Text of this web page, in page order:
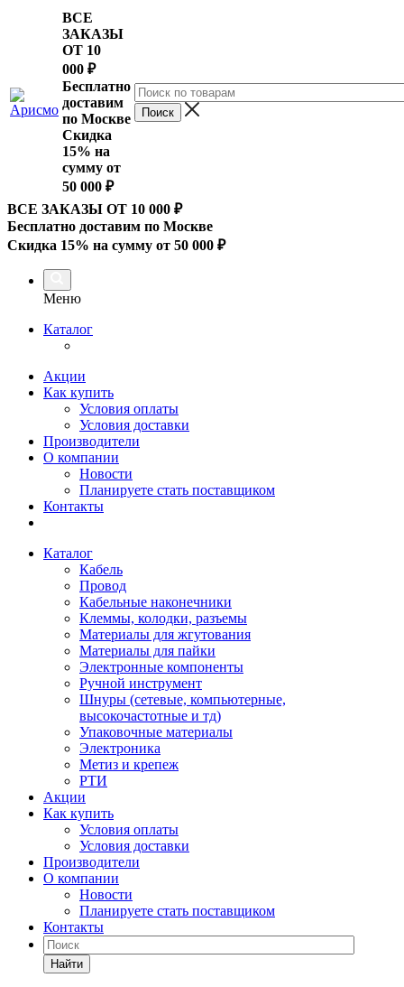
ВСЕ
ЗАКАЗЫ
ОТ 10
000 ₽
Бесплатно
доставим
по Москве
Скидка
15% на
сумму от
50 000 ₽
ВСЕ ЗАКАЗЫ ОТ 10 000 ₽
Бесплатно доставим по Москве
Скидка 15% на сумму от 50 000 ₽
Меню
Каталог
Акции
Как купить
Условия оплаты
Условия доставки
Производители
О компании
Новости
Планируете стать поставщиком
Контакты
Каталог
Кабель
Провод
Кабельные наконечники
Клеммы, колодки, разъемы
Материалы для жгутования
Материалы для пайки
Электронные компоненты
Ручной инструмент
Шнуры (сетевые, компьютерные,
высокочастотные и тд)
Упаковочные материалы
Электроника
Метиз и крепеж
РТИ
Акции
Как купить
Условия оплаты
Условия доставки
Производители
О компании
Новости
Планируете стать поставщиком
Контакты
Найти